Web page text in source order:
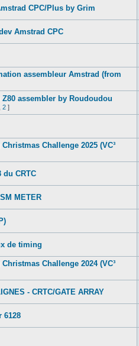
CPC/Plus by Grim
Amstrad CPC
assembleur Amstrad (from
Z80 assembler by Roudoudou
2 ]
Challenge 2025 (VC³
du CRTC
METER
de timing
Challenge 2024 (VC³
- CRTC/GATE ARRAY
6128